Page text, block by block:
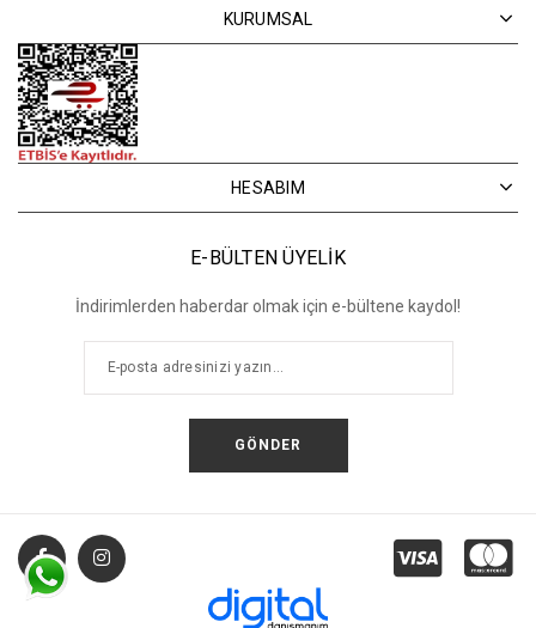
KURUMSAL
HESABIM
E-BÜLTEN ÜYELİK
İndirimlerden haberdar olmak için e-bültene kaydol!
GÖNDER